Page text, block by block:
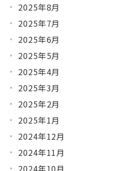
2025年8月
2025年7月
2025年6月
2025年5月
2025年4月
2025年3月
2025年2月
2025年1月
2024年12月
2024年11月
2024年10月